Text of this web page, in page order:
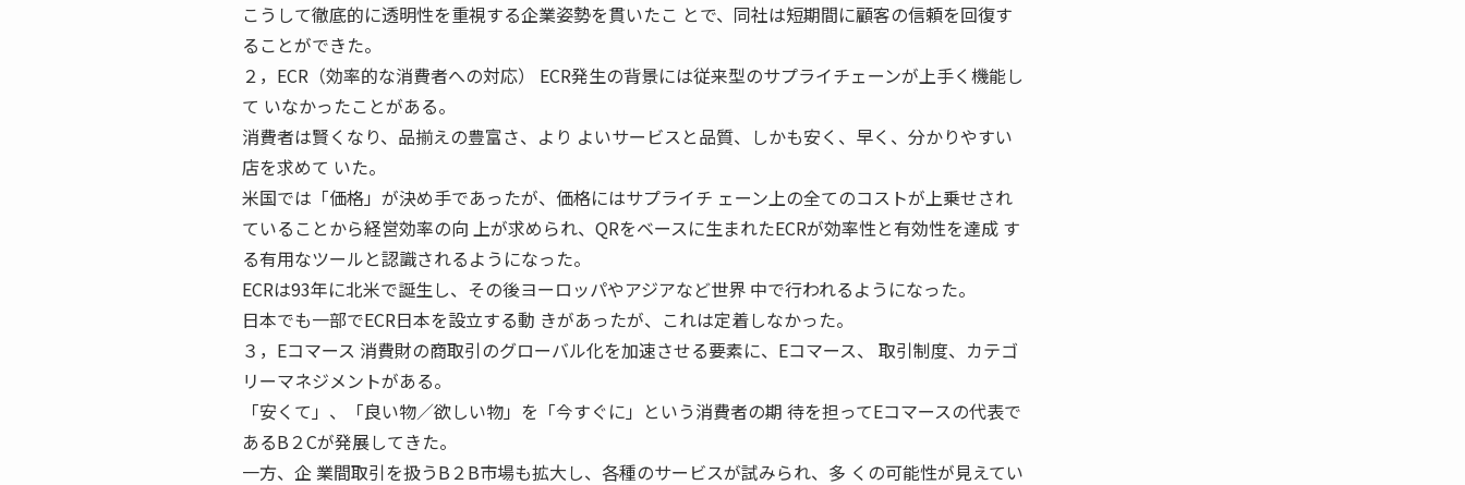
こうして徹底的に透明性を重視する企業姿勢を貫いたこ とで、同社は短期間に顧客の信頼を回復す
ることができた。
２，ECR（効率的な消費者への対応） ECR発生の背景には従来型のサプライチェーンが上手く機能し
て いなかったことがある。
消費者は賢くなり、品揃えの豊富さ、より よいサービスと品質、しかも安く、早く、分かりやすい
店を求めて いた。
米国では「価格」が決め手であったが、価格にはサプライチ ェーン上の全てのコストが上乗せされ
ていることから経営効率の向 上が求められ、QRをベースに生まれたECRが効率性と有効性を達成 す
る有用なツールと認識されるようになった。
ECRは93年に北米で誕生し、その後ヨーロッパやアジアなど世界 中で行われるようになった。
日本でも一部でECR日本を設立する動 きがあったが、これは定着しなかった。
３，Eコマース 消費財の商取引のグローバル化を加速させる要素に、Eコマース、 取引制度、カテゴ
リーマネジメントがある。
「安くて」、「良い物／欲しい物」を「今すぐに」という消費者の期 待を担ってEコマースの代表で
あるB２Cが発展してきた。
一方、企 業間取引を扱うB２B市場も拡大し、各種のサービスが試みられ、多 くの可能性が見えてい